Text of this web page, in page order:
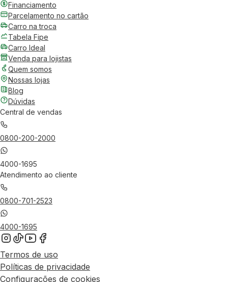
Financiamento
Parcelamento no cartão
Carro na troca
Tabela Fipe
Carro Ideal
Venda para lojistas
Quem somos
Nossas lojas
Blog
Dúvidas
Central de vendas
0800-200-2000
4000-1695
Atendimento ao cliente
0800-701-2523
4000-1695
Termos de uso
Políticas de privacidade
Configurações de cookies